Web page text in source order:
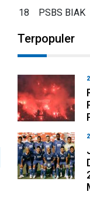
18
PSBS BIAK
Terpopuler